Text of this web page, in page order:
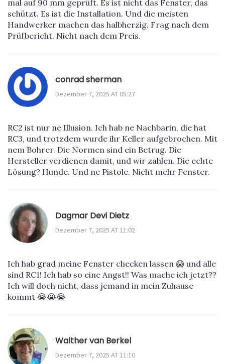
mal auf 90 mm geprüft. Es ist nicht das Fenster, das
schützt. Es ist die Installation. Und die meisten
Handwerker machen das halbherzig. Frag nach dem
Prüfbericht. Nicht nach dem Preis.
conrad sherman
Dezember 7, 2025 AT 05:27
RC2 ist nur ne Illusion. Ich hab ne Nachbarin, die hat
RC3, und trotzdem wurde ihr Keller aufgebrochen. Mit
nem Bohrer. Die Normen sind ein Betrug. Die
Hersteller verdienen damit, und wir zahlen. Die echte
Lösung? Hunde. Und ne Pistole. Nicht mehr Fenster.
Dagmar Devi Dietz
Dezember 7, 2025 AT 11:02
Ich hab grad meine Fenster checken lassen 😱 und alle
sind RC1! Ich hab so eine Angst!! Was mache ich jetzt??
Ich will doch nicht, dass jemand in mein Zuhause
kommt 😭😭😭
Walther van Berkel
Dezember 7, 2025 AT 11:10